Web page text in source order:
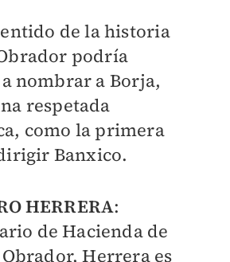
de la historia
podría
nombrar a Borja,
respetada
como la primera
Banxico.
HERRERA:
de Hacienda de
Herrera es